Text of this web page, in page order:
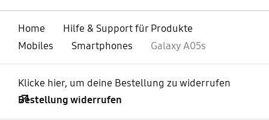
Home
Hilfe & Support für Produkte
Mobiles
Smartphones Galaxy A05s
Klicke hier, um deine Bestellung zu widerrufen
Bestellung widerrufen